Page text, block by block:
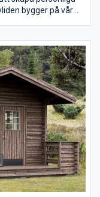
bygger på vår
Gellas